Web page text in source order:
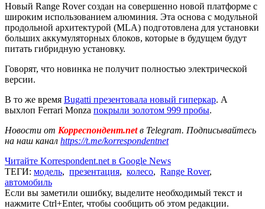
Новый Range Rover создан на совершенно новой платформе с
широким использованием алюминия. Эта основа с модульной
продольной архитектурой (MLA) подготовлена для установки
больших аккумуляторных блоков, которые в будущем будут
питать гибридную установку.
Говорят, что новинка не получит полностью электрической
версии.
В то же время Bugatti презентовала новый гиперкар. А
выхлоп Ferrari Monza покрыли золотом 999 пробы.
Новости от Корреспондент.netв Telegram. Подписывайтесь
на наш канал https://t.me/korrespondentnet
Читайте Korrespondent.net в Google News
ТЕГИ: модель, презентация, колесо, Range Rover,
автомобиль
Если вы заметили ошибку, выделите необходимый текст и
нажмите Ctrl+Enter, чтобы сообщить об этом редакции.